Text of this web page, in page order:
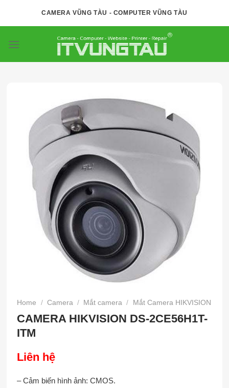
CAMERA VŨNG TÀU - COMPUTER VŨNG TÀU
Home / Camera / Mắt camera / Mắt Camera HIKVISION
CAMERA HIKVISION DS-2CE56H1T-
ITM
Liên hệ
– Cảm biến hình ảnh: CMOS.